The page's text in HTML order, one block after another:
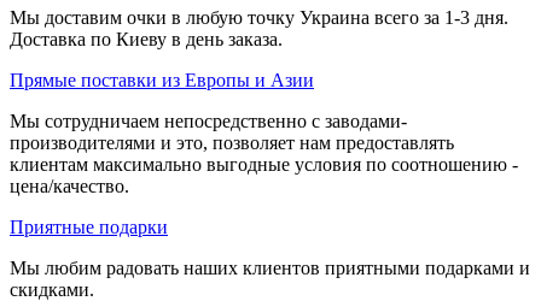
Мы доставим очки в любую точку Украина всего за 1-3 дня.
Доставка по Киеву в день заказа.
Прямые поставки из Европы и Азии
Мы сотрудничаем непосредственно с заводами-
производителями и это, позволяет нам предоставлять
клиентам максимально выгодные условия по соотношению -
цена/качество.
Приятные подарки
Мы любим радовать наших клиентов приятными подарками и
скидками.